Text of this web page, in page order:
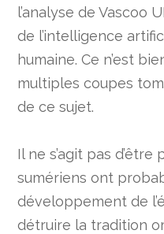
l’analyse de Vascoo
de l’intelligence
humaine. Ce n’est
multiples coupes
de ce sujet.
Il ne s’agit pas
sumériens ont
développement de
détruire la tradition